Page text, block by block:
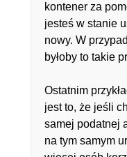
kontener za
jesteś w stanie
nowy. W
byłoby to takie
Ostatnim
jest to, że jeśli
samej podatnej
na tym samym